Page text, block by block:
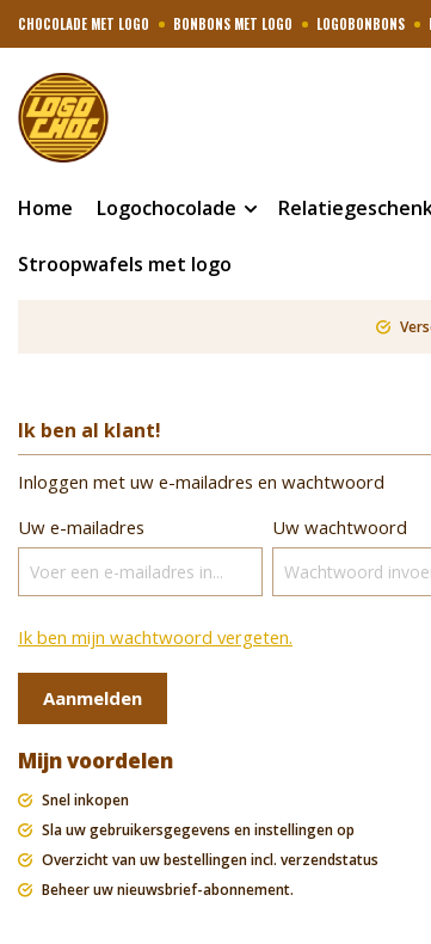
CHOCOLADE MET LOGO BONBONS MET LOGO LOGOBONBONS
Home Logochocolade
Stroopwafels met logo
Ik ben al klant!
Inloggen met uw e-mailadres en wachtwoord
Uw e-mailadres
Uw wachtwoord
Ik ben mijn wachtwoord vergeten.
Aanmelden
Mijn voordelen
Snel inkopen
Sla uw gebruikersgegevens en instellingen op
Overzicht van uw bestellingen incl. verzendstatus
Beheer uw nieuwsbrief-abonnement.